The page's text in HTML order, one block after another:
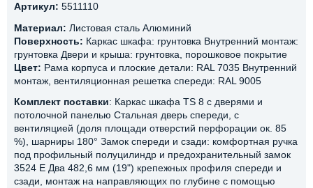
Артикул: 5511110
Материал: Листовая сталь Алюминий
Поверхность: Каркас шкафа: грунтовка Внутренний монтаж:
грунтовка Двери и крыша: грунтовка, порошковое покрытие
Цвет: Рама корпуса и плоские детали: RAL 7035 Внутренний
монтаж, вентиляционная решетка спереди: RAL 9005
Комплект поставки: Каркас шкафа TS 8 с дверями и
потолочной панелью Стальная дверь спереди, с
вентиляцией (доля площади отверстий перфорации ок. 85
%), шарниры 180° Замок спереди и сзади: комфортная ручка
под профильный полуцилиндр и предохранительный замок
3524 E Два 482,6 мм (19") крепежных профиля спереди и
сзади, монтаж на направляющих по глубине с помощью